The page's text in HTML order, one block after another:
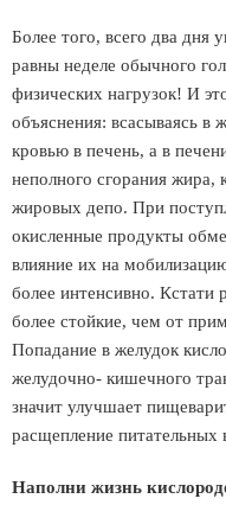
Более того, всего два дня
равны неделе обычного
физических нагрузок! И
объяснения: всасываясь в
кровью в печень, а в
неполного сгорания жира,
жировых депо. При
окисленные продукты
влияние их на
более интенсивно. Кстати
более стойкие, чем от
Попадание в желудок
желудочно- кишечного
значит улучшает
расщепление питательных
Наполни жизнь